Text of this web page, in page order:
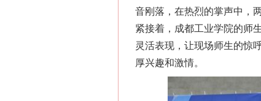
音刚落，在热烈的掌声中，
紧接着，成都工业学院的师
灵活表现，让现场师生的惊
厚兴趣和激情。